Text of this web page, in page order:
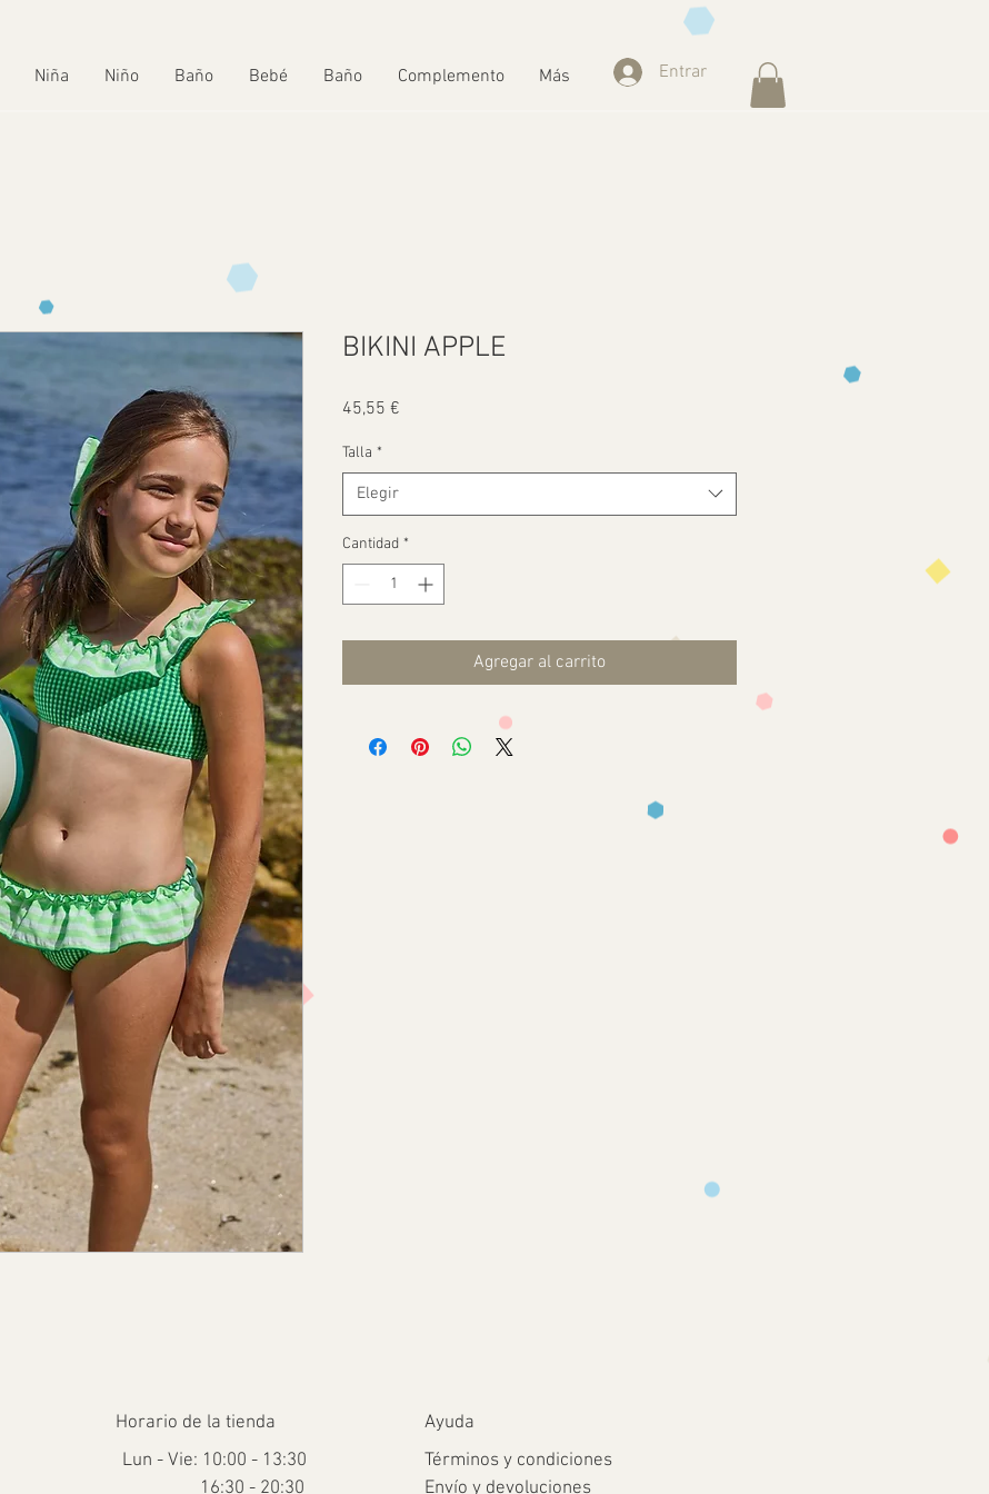
Niña Niño Baño Bebé Baño Complemento Más Entrar
BIKINI APPLE
45,55 €
Talla *
Elegir
Cantidad *
Agregar al carrito
Horario de la tienda
Lun - Vie: 10:00 - 13:30
16:30 - 20:30
Ayuda
Términos y condiciones
Envío y devoluciones